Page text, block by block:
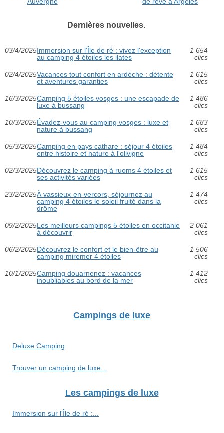
Dernières nouvelles.
03/4/2025Immersion sur l'Île de ré : vivez l'exception
au camping 4 étoiles les ilates
1 654
clics
02/4/2025Vacances tout confort en ardèche : détente
et aventures garanties
1 615
clics
16/3/2025Camping 5 étoiles vosges : une escapade de
luxe à bussang
1 486
clics
10/3/2025Évadez-vous au camping vosges : luxe et
nature à bussang
1 683
clics
05/3/2025Camping en pays cathare : séjour 4 étoiles
entre histoire et nature à l'olivigne
1 484
clics
02/3/2025Découvrez le camping à ruoms 4 étoiles et
ses activités variées
1 615
clics
23/2/2025À vassieux-en-vercors, séjournez au
camping 4 étoiles le soleil fruité dans la
drôme
1 474
clics
09/2/2025Les meilleurs campings 5 étoiles en occitanie
à découvrir
2 061
clics
06/2/2025Découvrez le confort et le bien-être au
camping miremer 4 étoiles
1 506
clics
10/1/2025Camping douarnenez : vacances
inoubliables au bord de la mer
1 412
clics
Campings de luxe
Deluxe Camping
Trouver un camping de luxe...
Les campings de luxe
Immersion sur l'Île de ré :...